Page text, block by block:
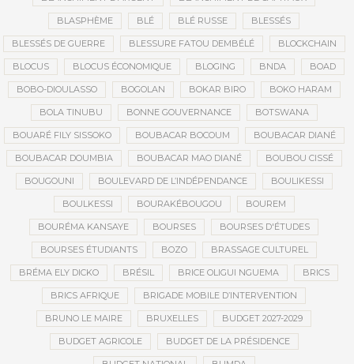
BLASPHÈME BLÉ BLÉ RUSSE BLESSÉS
BLESSÉS DE GUERRE BLESSURE FATOU DEMBÉLÉ BLOCKCHAIN
BLOCUS BLOCUS ÉCONOMIQUE BLOGING BNDA BOAD
BOBO-DIOULASSO BOGOLAN BOKAR BIRO BOKO HARAM
BOLA TINUBU BONNE GOUVERNANCE BOTSWANA
BOUARÉ FILY SISSOKO BOUBACAR BOCOUM BOUBACAR DIANÉ
BOUBACAR DOUMBIA BOUBACAR MAO DIANÉ BOUBOU CISSÉ
BOUGOUNI BOULEVARD DE L’INDÉPENDANCE BOULIKESSI
BOULKESSI BOURAKÉBOUGOU BOUREM
BOURÉMA KANSAYE BOURSES BOURSES D'ÉTUDES
BOURSES ÉTUDIANTS BOZO BRASSAGE CULTUREL
BRÉMA ELY DICKO BRÉSIL BRICE OLIGUI NGUEMA BRICS
BRICS AFRIQUE BRIGADE MOBILE D’INTERVENTION
BRUNO LE MAIRE BRUXELLES BUDGET 2027-2029
BUDGET AGRICOLE BUDGET DE LA PRÉSIDENCE